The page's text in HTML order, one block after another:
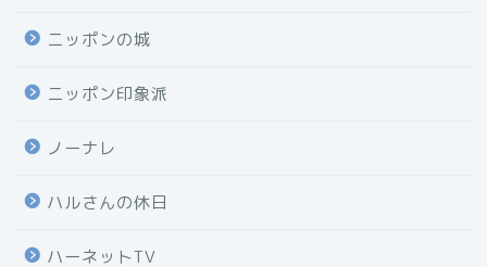
ニッポンの城
ニッポン印象派
ノーナレ
ハルさんの休日
ハーネットTV